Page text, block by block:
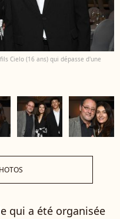
Cielo (16 ans) qui dépasse d'une
qui a été organisée